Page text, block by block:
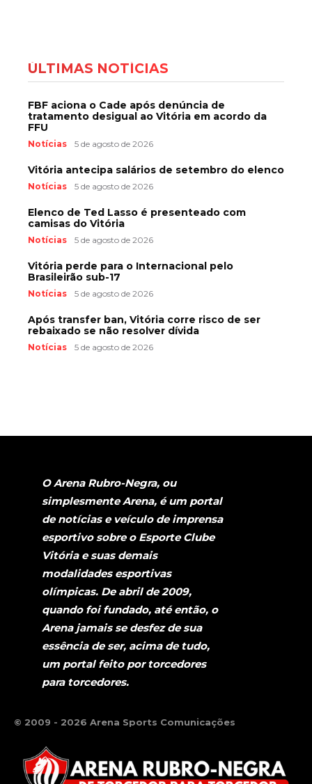
ÚLTIMAS NOTÍCIAS
FBF aciona o Cade após denúncia de
tratamento desigual ao Vitória em acordo da
FFU
Notícias 5 de agosto de 2026
Vitória antecipa salários de setembro do elenco
Notícias 5 de agosto de 2026
Elenco de Ted Lasso é presenteado com
camisas do Vitória
Notícias 5 de agosto de 2026
Vitória perde para o Internacional pelo
Brasileirão sub-17
Notícias 5 de agosto de 2026
Após transfer ban, Vitória corre risco de ser
rebaixado se não resolver dívida
Notícias 5 de agosto de 2026
O Arena Rubro-Negra, ou
simplesmente Arena, é um portal
de notícias e veículo de imprensa
esportivo sobre o Esporte Clube
Vitória e suas demais
modalidades esportivas
olímpicas. De abril de 2009,
quando foi fundado, até então, o
Arena jamais se desfez de sua
essência de ser, acima de tudo,
um portal feito por torcedores
para torcedores.
© 2009 - 2026 Arena Sports Comunicações